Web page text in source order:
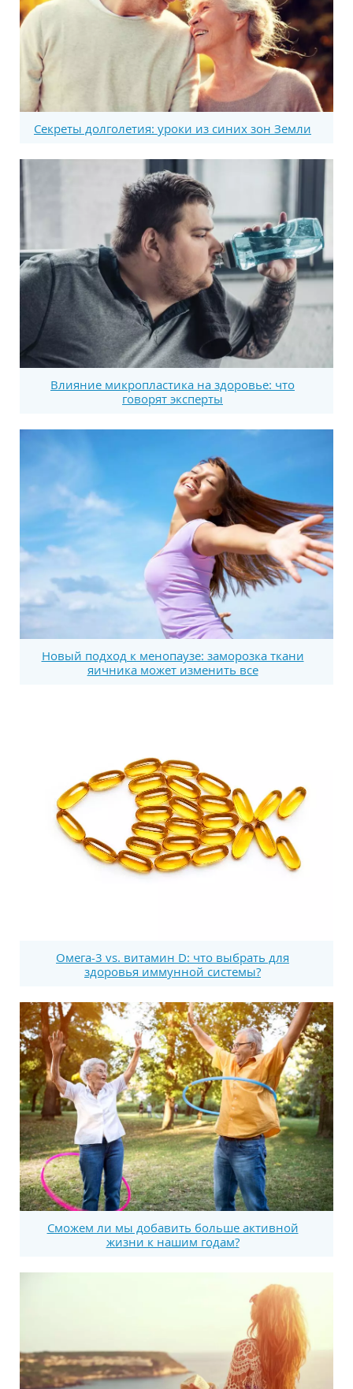
Секреты долголетия: уроки из синих зон Земли
Влияние микропластика на здоровье: что
говорят эксперты
Новый подход к менопаузе: заморозка ткани
яичника может изменить все
Омега-3 vs. витамин D: что выбрать для
здоровья иммунной системы?
Сможем ли мы добавить больше активной
жизни к нашим годам?